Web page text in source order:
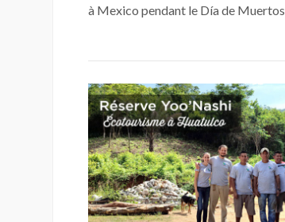
à Mexico pendant le Día de Muertos